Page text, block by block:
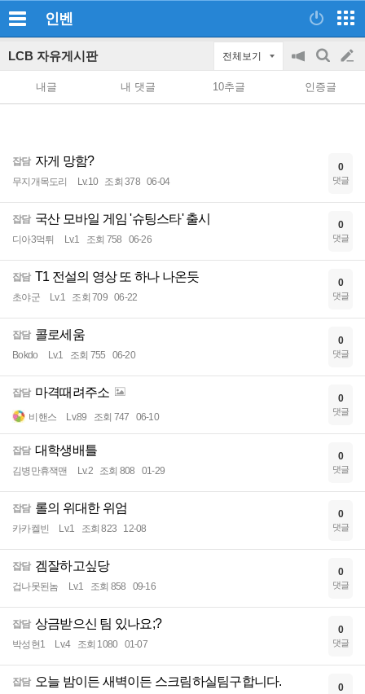
인벤
LCB 자유게시판 전체보기
공
on/off
검
색
글
쓰
내글 내 댓글 10추글 인증글
잡담 자게 망함?
무지개목도리 Lv.10 조회 378 06-04
0
댓글
잡담 국산 모바일 게임 '슈팅스타' 출시
디아3먹튀 Lv.1 조회 758 06-26
0
댓글
잡담 T1 전설의 영상 또 하나 나온듯
초야군 Lv.1 조회 709 06-22
0
댓글
잡담 콜로세움
Bokdo Lv.1 조회 755 06-20
0
댓글
잡담 마격때려주소
비핸스 Lv.89 조회 747 06-10
0
댓글
잡담 대학생배틀
김병만휴잭맨 Lv.2 조회 808 01-29
0
댓글
잡담 롤의 위대한 위엄
카카켈빈 Lv.1 조회 823 12-08
0
댓글
잡담 겜잘하고싶당
겁나못된놈 Lv.1 조회 858 09-16
0
댓글
잡담 상금받으신 팀 있나요;?
박성현1 Lv.4 조회 1080 01-07
0
댓글
잡담 오늘 밤이든 새벽이든 스크림하실팀구합니다. 0